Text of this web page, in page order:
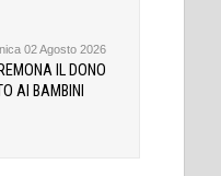
02 Agosto 2026
IL DONO
AI BAMBINI